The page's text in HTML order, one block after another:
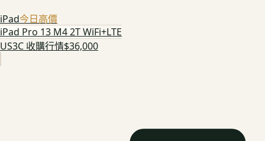
iPad今日高價
iPad Pro 13 M4 2T WiFi+LTE
US3C 收購行情$36,000